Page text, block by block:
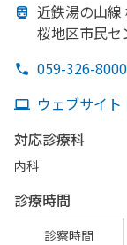
近鉄湯の山線
桜地区市民セ
059-326-8000
ウェブサイト
対応診療科
内科
診療時間
診察時間